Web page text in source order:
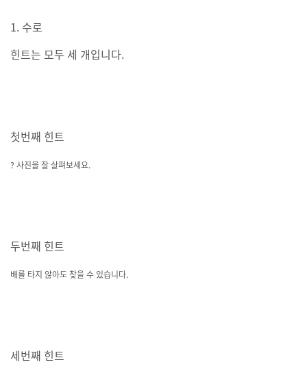
1. 수로
힌트는 모두 세 개입니다.
첫번째 힌트
? 사진을 잘 살펴보세요.
두번째 힌트
배를 타지 않아도 찾을 수 있습니다.
세번째 힌트